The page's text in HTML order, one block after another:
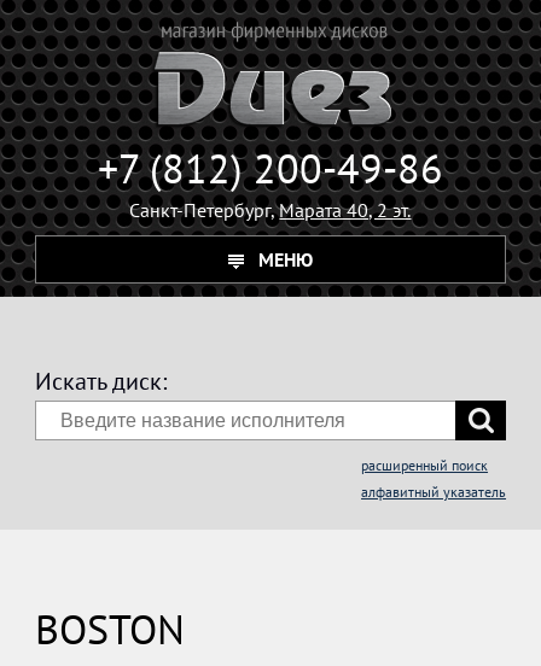
+7 (812) 200-49-86
Санкт-Петербург,Марата 40, 2 эт.
МЕНЮ
Искать диск:
расширенный поиск
алфавитный указатель
BOSTON